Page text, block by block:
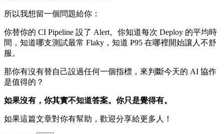
所以我想留一個問題給你：
你替你的 CI Pipeline 設了 Alert。你知道每次 Deploy 的平均時
間，知道哪支測試最常 Flaky，知道 P95 在哪裡開始讓人不舒
服。
那你有沒有替自己設過任何一個指標，來判斷今天的 AI 協作
是值得的？
如果沒有，你其實不知道答案。你只是覺得有。
如果這篇文章對你有幫助，歡迎分享給更多人！